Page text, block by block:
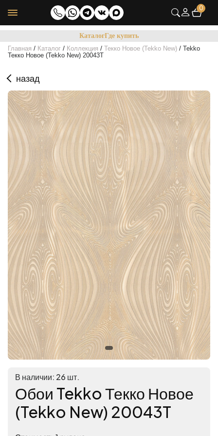
0
КаталогГде купить
Главная / Каталог / Коллекция / Текко Новое (Tekko New) / Tekko
Текко Новое (Tekko New) 20043T
назад
В наличии: 26 шт.
Обои Tekko Текко Новое
(Tekko New) 20043T